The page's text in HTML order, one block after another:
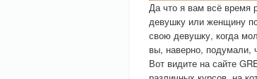
Да что я вам всё время
девушку или женщину
свою девушку, когда
вы, наверно, подумали,
Вот видите на сайте